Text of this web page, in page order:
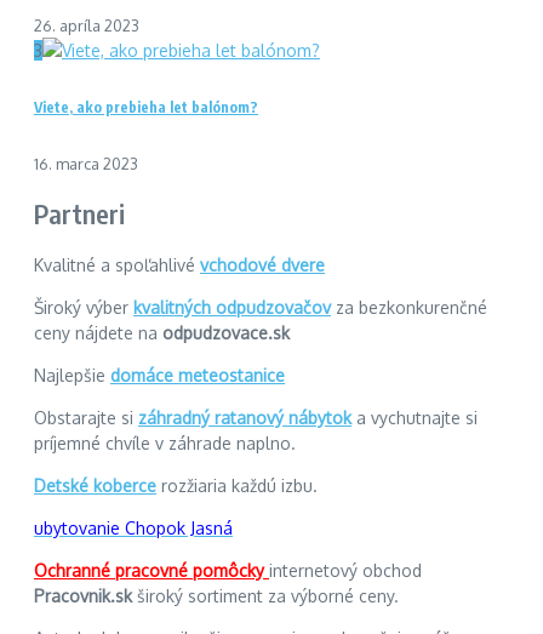
26. apríla 2023
3
Viete, ako prebieha let balónom?
16. marca 2023
Partneri
Kvalitné a spoľahlivé vchodové dvere
Široký výber kvalitných odpudzovačovza bezkonkurenčné
ceny nájdete na odpudzovace.sk
Najlepšie domáce meteostanice
Obstarajte si záhradný ratanový nábytoka vychutnajte si
príjemné chvíle v záhrade naplno.
Detské koberce rozžiaria každú izbu.
ubytovanie Chopok Jasná
Ochranné pracovné pomôckyinternetový obchod
Pracovnik.skširoký sortiment za výborné ceny.